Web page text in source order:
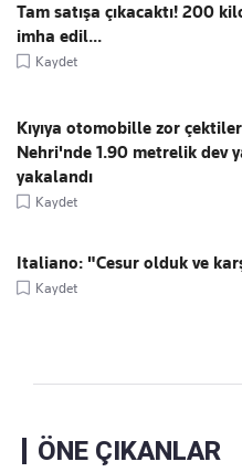
Tam satışa çıkacaktı! 200
imha edil...
Kaydet
Kıyıya otomobille zor
Nehri'nde 1.90 metrelik dev
yakalandı
Kaydet
Italiano: "Cesur olduk ve
Kaydet
ÖNE ÇIKANLAR